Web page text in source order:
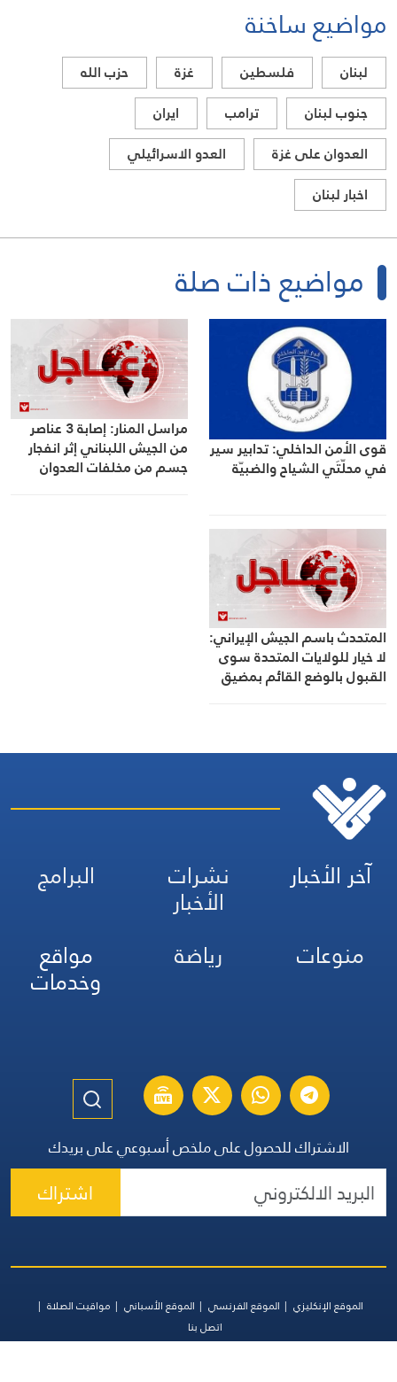
مواضيع ساخنة
لبنان فلسطين غزة
حزب الله
جنوب لبنان
ترامب
ايران
العدوان على غزة
العدو الاسرائيلي
اخبار لبنان
مواضيع ذات صلة
قوى الأمن الداخلي: تدابير سير
في محلّتَي الشياح والضبيّة
مراسل المنار: إصابة 3 عناصر
من الجيش اللبناني إثر انفجار
جسم من مخلفات العدوان
المتحدث باسم الجيش الإيراني:
لا خيار للولايات المتحدة سوى
القبول بالوضع القائم بمضيق
آخر الأخبار نشرات
الأخبار
البرامج
منوعات
رياضة مواقع
وخدمات
الاشتراك للحصول على ملخص أسبوعي على بريدك
اشتراك
الموقع الإنكليزي الموقع الفرنسي الموقع الأسباني
مواقيت الصلاة
اتصل بنا